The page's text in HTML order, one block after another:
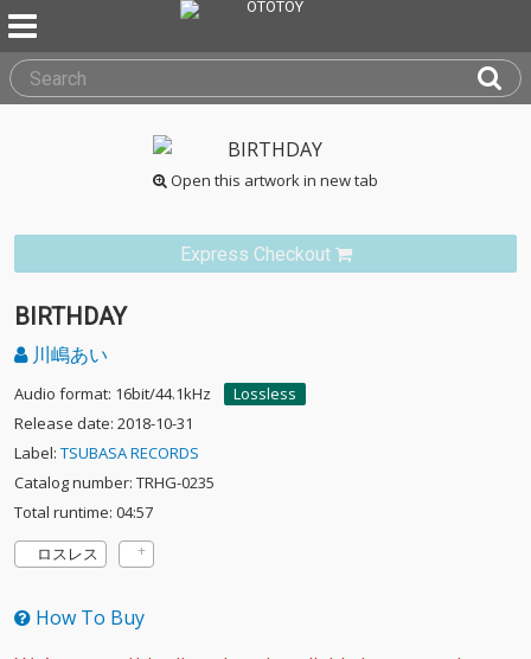
Open this artwork in new tab
Express Checkout
BIRTHDAY
川嶋あい
Audio format: 16bit/44.1kHz
Lossless
Release date: 2018-10-31
Label: TSUBASA RECORDS
Catalog number: TRHG-0235
Total runtime: 04:57
ロスレス
How To Buy